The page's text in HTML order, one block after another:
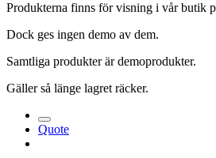
Produkterna finns för visning i vår butik
Dock ges ingen demo av dem.
Samtliga produkter är demoprodukter.
Gäller så länge lagret räcker.
Quote